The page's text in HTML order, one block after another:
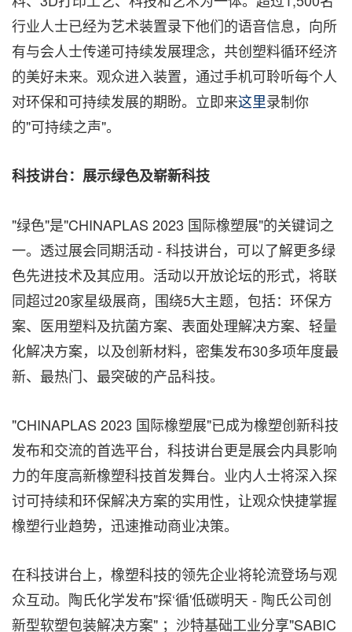
行业人士已经为艺术装置录下他们的语音信息，向所
有与会人士传递可持续发展理念，共创塑料循环经济
的美好未来。观众进入装置，通过手机可聆听每个人
对环保和可持续发展的期盼。立即来这里录制你
的"可持续之声"。
科技讲台： 展示绿色及崭新科技
"绿色"是"CHINAPLAS 2023 国际橡塑展"的关键词之
一。透过展会同期活动 - 科技讲台，可以了解更多绿
色先进技术及其应用。活动以开放论坛的形式，将联
同超过20家星级展商，围绕5大主题，包括：环保方
案、医用塑料及抗菌方案、表面处理解决方案、轻量
化解决方案，以及创新材料，密集发布30多项年度最
新、最热门、最突破的产品科技。
"CHINAPLAS 2023 国际橡塑展"已成为橡塑创新科技
发布和交流的首选平台，科技讲台更是展会内具影响
力的年度高新橡塑科技首发舞台。业内人士将深入探
讨可持续和环保解决方案的实用性，让观众快捷掌握
橡塑行业趋势，迅速推动商业决策。
在科技讲台上，橡塑科技的领先企业将轮流登场与观
众互动。陶氏化学发布"探‘循'低碳明天 - 陶氏公司创
新型软塑包装解决方案" ；沙特基础工业分享"SABIC